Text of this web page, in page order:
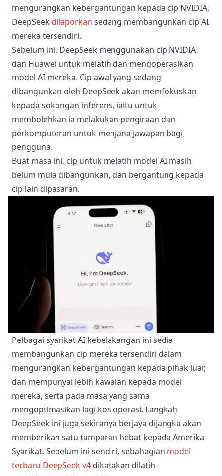
mengurangkan kebergantungan kepada cip NVIDIA,
DeepSeek dilaporkan sedang membangunkan cip AI
mereka tersendiri.
Sebelum ini, DeepSeek menggunakan cip NVIDIA
dan Huawei untuk melatih dan mengoperasikan
model AI mereka. Cip awal yang sedang
dibangunkan oleh DeepSeek akan memfokuskan
kepada sokongan inferens, iaitu untuk
membolehkan ia melakukan pengiraan dan
perkomputeran untuk menjana jawapan bagi
pengguna.
Buat masa ini, cip untuk melatih model AI masih
belum mula dibangunkan, dan bergantung kepada
cip lain dipasaran.
Pelbagai syarikat AI kebelakangan ini sedia
membangunkan cip mereka tersendiri dalam
mengurangkan kebergantungan kepada pihak luar,
dan mempunyai lebih kawalan kepada model
mereka, serta pada masa yang sama
mengoptimasikan lagi kos operasi. Langkah
DeepSeek ini juga sekiranya berjaya dijangka akan
memberikan satu tamparan hebat kepada Amerika
Syarikat. Sebelum ini sendiri, sebahagian model
terbaru DeepSeek v4 dikatakan dilatih